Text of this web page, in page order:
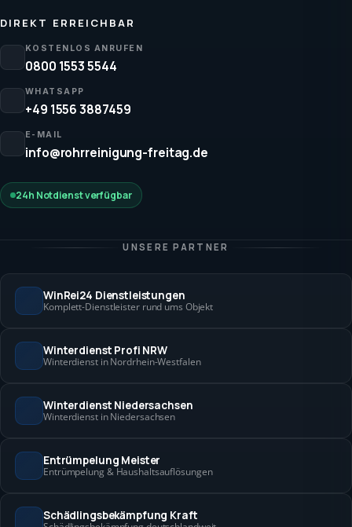
DIREKT ERREICHBAR
KOSTENLOS ANRUFEN
0800 1553 5544
WHATSAPP
+49 1556 3887459
E-MAIL
info@rohrreinigung-freitag.de
24h Notdienst verfügbar
UNSERE PARTNER
WinRei24 Dienstleistungen
Komplett-Dienstleister rund ums Objekt
Winterdienst Profi NRW
Winterdienst in Nordrhein-Westfalen
Winterdienst Niedersachsen
Winterdienst in Niedersachsen
Entrümpelung Meister
Entrümpelung & Haushaltsauflösungen
Schädlingsbekämpfung Kraft